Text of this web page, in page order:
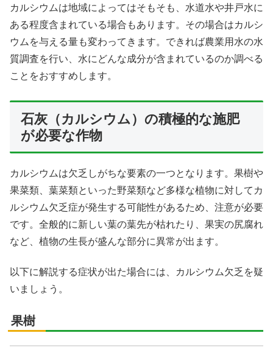
カルシウムは地域によってはそもそも、水道水や井戸水に
ある程度含まれている場合もあります。その場合はカルシ
ウムを与える量も変わってきます。できれば農業用水の水
質調査を行い、水にどんな成分が含まれているのか調べる
ことをおすすめします。
石灰（カルシウム）の積極的な施肥
が必要な作物
カルシウムは欠乏しがちな要素の一つとなります。果樹や
果菜類、葉菜類といった野菜類など多様な植物に対してカ
ルシウム欠乏症が発生する可能性があるため、注意が必要
です。全般的に新しい葉の葉先が枯れたり、果実の尻腐れ
など、植物の生長が盛んな部分に異常が出ます。
以下に解説する症状が出た場合には、カルシウム欠乏を疑
いましょう。
果樹
LINE
LinkedIn